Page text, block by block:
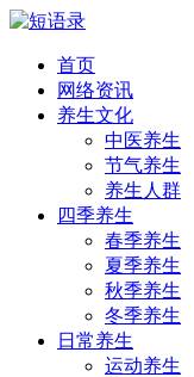
首页
网络资讯
养生文化
中医养生
节气养生
养生人群
四季养生
春季养生
夏季养生
秋季养生
冬季养生
日常养生
运动养生